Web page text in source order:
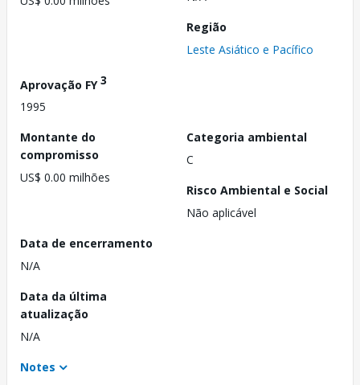
Região
Leste Asiático e Pacífico
Aprovação FY3
1995
Montante do
compromisso
US$ 0.00 milhões
Categoria ambiental
C
Risco Ambiental e Social
Não aplicável
Data de encerramento
N/A
Data da última
atualização
N/A
Notes